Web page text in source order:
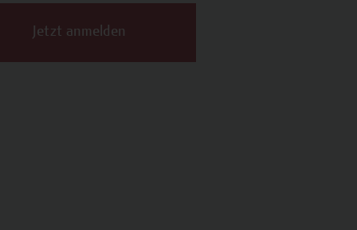
Jetzt anmelden